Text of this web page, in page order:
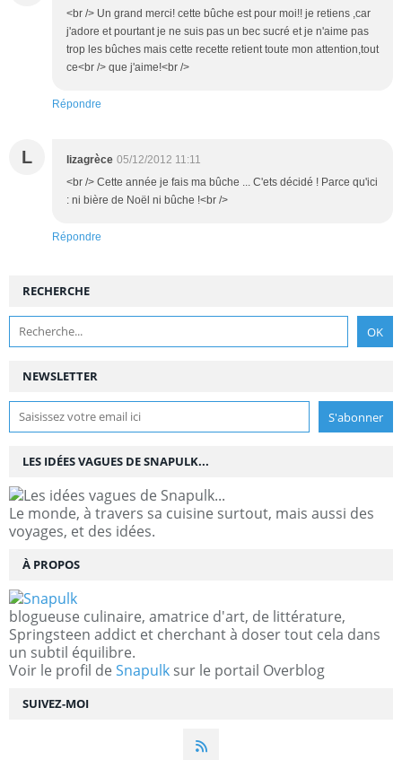
<br /> Un grand merci! cette bûche est pour moi!! je retiens ,car
j'adore et pourtant je ne suis pas un bec sucré et je n'aime pas
trop les bûches mais cette recette retient toute mon attention,tout
ce<br /> que j'aime!<br />
Répondre
L lizagrèce 05/12/2012 11:11
<br /> Cette année je fais ma bûche ... C'ets décidé ! Parce qu'ici
: ni bière de Noël ni bûche !<br />
Répondre
NEWSLETTER
SUIVEZ-MOI
RECHERCHE
LES IDÉES VAGUES DE SNAPULK...
Le monde, à travers sa cuisine surtout, mais aussi des
voyages, et des idées.
À PROPOS
blogueuse culinaire, amatrice d'art, de littérature,
Springsteen addict et cherchant à doser tout cela dans
un subtil équilibre.
Voir le profil de Snapulk sur le portail Overblog